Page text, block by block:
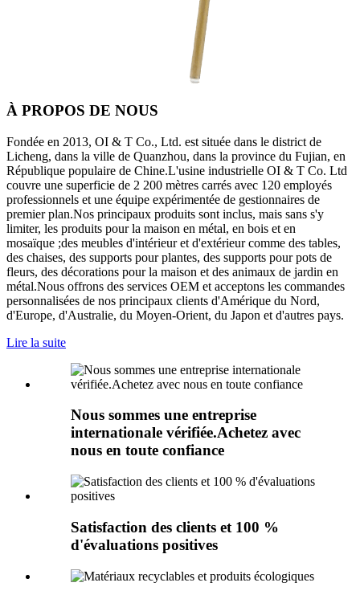
À PROPOS DE NOUS
Fondée en 2013, OI & T Co., Ltd. est située dans le district de
Licheng, dans la ville de Quanzhou, dans la province du Fujian, en
République populaire de Chine.L'usine industrielle OI & T Co. Ltd
couvre une superficie de 2 200 mètres carrés avec 120 employés
professionnels et une équipe expérimentée de gestionnaires de
premier plan.Nos principaux produits sont inclus, mais sans s'y
limiter, les produits pour la maison en métal, en bois et en
mosaïque ;des meubles d'intérieur et d'extérieur comme des tables,
des chaises, des supports pour plantes, des supports pour pots de
fleurs, des décorations pour la maison et des animaux de jardin en
métal.Nous offrons des services OEM et acceptons les commandes
personnalisées de nos principaux clients d'Amérique du Nord,
d'Europe, d'Australie, du Moyen-Orient, du Japon et d'autres pays.
Lire la suite
Nous sommes une entreprise
internationale vérifiée.Achetez avec
nous en toute confiance
Satisfaction des clients et 100 %
d'évaluations positives